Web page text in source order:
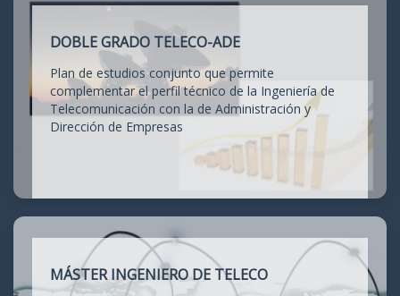
DOBLE GRADO TELECO-ADE
Plan de estudios conjunto que permite
complementar el perfil técnico de la Ingeniería de
Telecomunicación con la de Administración y
Dirección de Empresas
MÁSTER INGENIERO DE TELECO